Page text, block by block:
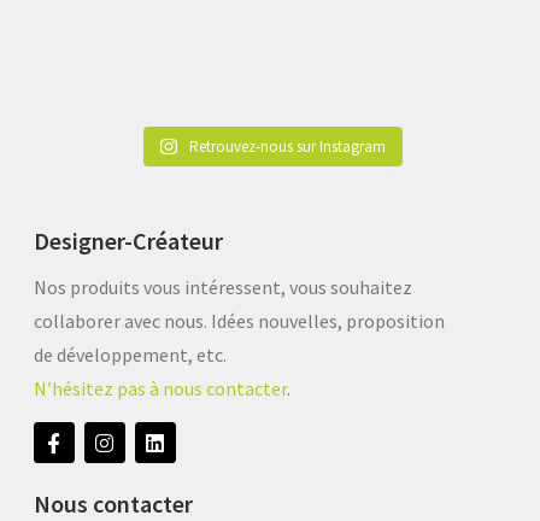
Retrouvez-nous sur Instagram
Designer-Créateur
Nos produits vous intéressent, vous souhaitez
collaborer avec nous. Idées nouvelles, proposition
de développement, etc.
N’hésitez pas à nous contacter.
Nous contacter